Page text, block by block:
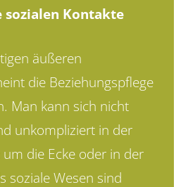
Kontakte
äußeren
die Beziehungspflege
Man kann sich nicht
unkompliziert in der
die Ecke oder in der
soziale Wesen sind